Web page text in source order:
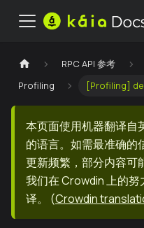
RPC API 参考
Profiling
[Profiling]
本页面使用机器翻译自
的语言。如需最准确的
更新频繁，部分内容可
我们在 Crowdin 上的
译。
(Crowdin